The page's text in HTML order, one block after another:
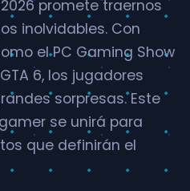
promete traernos
inolvidables. Con
el PC Gaming Show
6, los jugadores
sorpresas. Este
se unirá para
que definirán el